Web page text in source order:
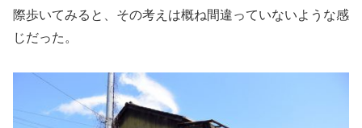
際歩いてみると、その考えは概ね間違っていないような感
じだった。